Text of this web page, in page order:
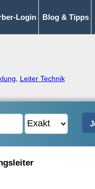
Login Blog & Tipps
Leiter Technik